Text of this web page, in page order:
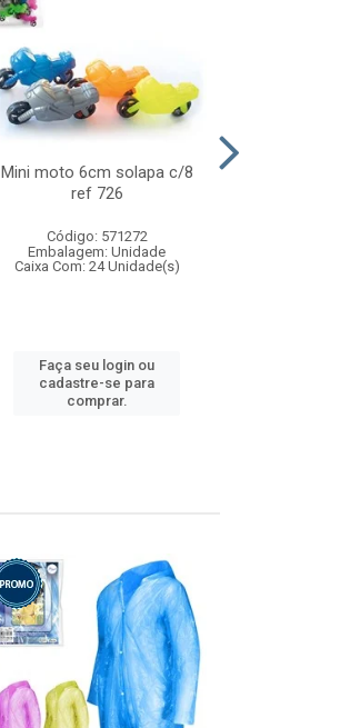
Mini moto 6cm solapa c/8
ref 726
Código: 571272
Embalagem: Unidade
Caixa Com: 24 Unidade(s)
Faça seu login ou
cadastre-se para
comprar.